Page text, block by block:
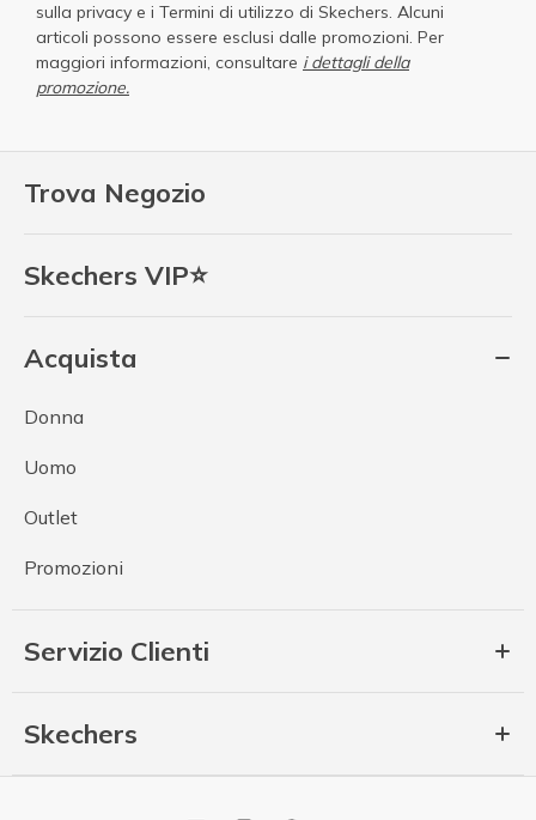
Trova Negozio
Skechers VIP⭐
Acquista
Donna
Uomo
Outlet
Promozioni
Servizio Clienti
Skechers
sulla privacy e i Termini di utilizzo di Skechers. Alcuni
articoli possono essere esclusi dalle promozioni. Per
maggiori informazioni, consultare i dettagli della
promozione.